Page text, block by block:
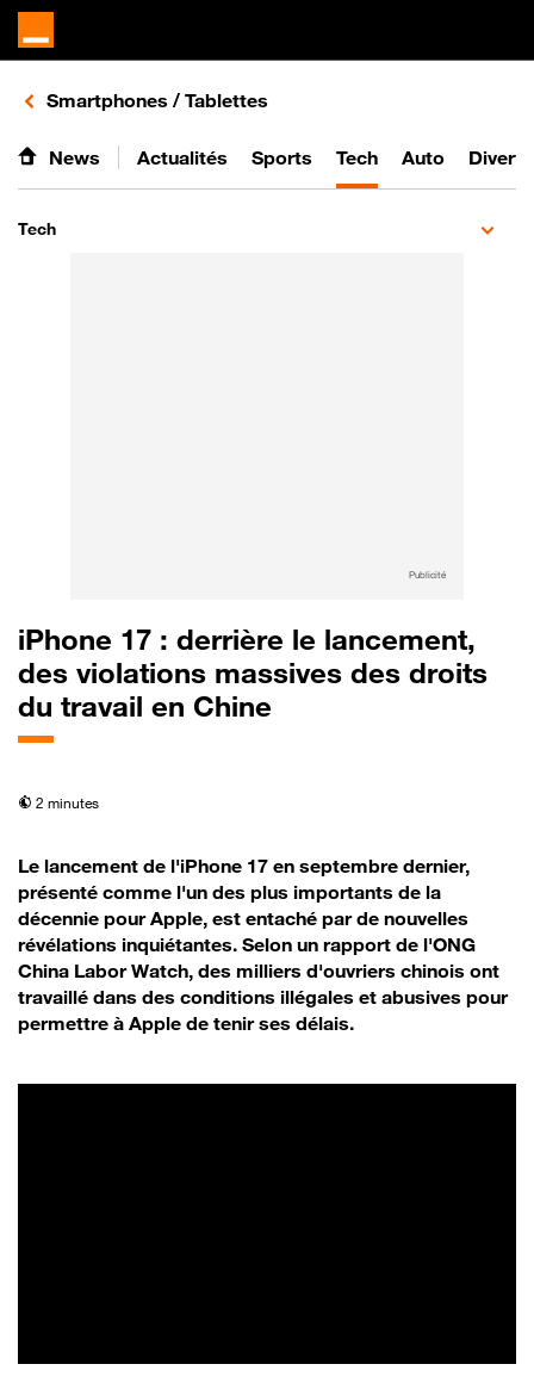
Retours vers le listing d'articles de la catégorie
Smartphones / Tablettes
News Actualités Sports Tech Auto
Tech
Publicité
iPhone 17 : derrière le lancement,
des violations massives des droits
du travail en Chine
temps de lecture
2 minutes
Le lancement de l'iPhone 17 en septembre dernier,
présenté comme l'un des plus importants de la
décennie pour Apple, est entaché par de nouvelles
révélations inquiétantes. Selon un rapport de l'ONG
China Labor Watch, des milliers d'ouvriers chinois ont
travaillé dans des conditions illégales et abusives pour
permettre à Apple de tenir ses délais.